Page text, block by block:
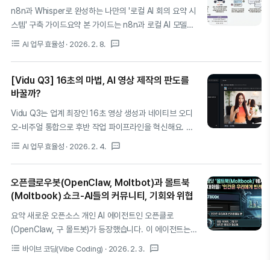
n8n과 Whisper로 완성하는 나만의 '로컬 AI 회의 요약 시
스템' 구축 가이드요약 본 가이드는 n8n과 로컬 AI 모델
(Ollama, Whisper)을 결합하여 보안 걱정 없는 회의 요약
(Diarization), 그리고 Obsidian의 3가지 운영 모드를 활
용한 지식 체계화까지의 전 과정을 상세히 설명합니다.1. 프
라이버시와 효율을 동시에: 왜 로컬 AI 자동화인가?이제 AI
활용은 단순한 채팅 인터페이스를 넘어, 실질적인 '워크플
때 가장 큰 병목은 역시 보안이죠. 소중한 회의 데이터의 외
부 유출은 기업에게 치명적입니다.로컬 AI 자동화는..
format_list_bulleted AI 업무 효율성 · 2026. 2. 8. textsms
[Vidu Q3] 16초의 마법, AI 영상 제작의 판도를
바꿀까?
Vidu Q3는 업계 최장인 16초 영상 생성과 네이티브 오디
오-비주얼 통합으로 후반 작업 파이프라인을 혁신해요. 물
리적 정확성의 Sora 2, 정밀 제어의 Kling O1 사이에서
을 정리해 드릴게요.1. 2026년 AI 비디오의 정점: Vidu
Q3가 특별한 이유AI 영상 제작 환경이 정말 빠르게 변하고
있죠? 그 중심에 있는 Vidu Q3는 단순한 생성기를 넘어선
'서사 시스템'이에요.Sora 2(12초)나 Veo 3.1(8초)이 가진
원하며 실용성을 높였답니다. 중국의 칭화대 연구진의 U-
format_list_bulleted AI 업무 효율성 · 2026. 2. 4. textsms
오픈클로우봇(OpenClaw, Moltbot)과 몰트북
(Moltbook) 쇼크-AI들의 커뮤니티, 기회와 위협
요약 새로운 오픈소스 개인 AI 에이전트인 오픈클로
(OpenClaw, 구 몰트봇)가 등장했습니다. 이 에이전트는
사용자의 PC에서 단순히 대답하는 것을 넘어 실제 업무를
format_list_bulleted 바이브 코딩(Vibe Coding) · 2026. 2. 3. textsms